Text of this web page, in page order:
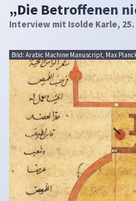
„Die Betroffenen
Interview mit Isolde Karle, 25.
Bild: Arabic Machine Manuscript, Max